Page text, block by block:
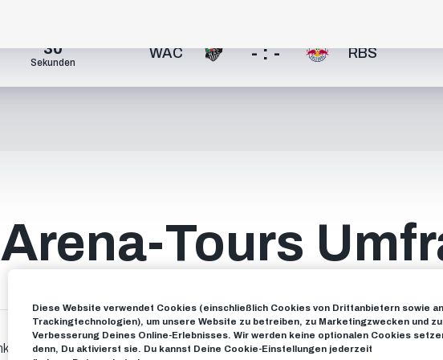
29
Sekunden
WAC - : - RBS
Arena-Tours
für deine Teilnahme an der Umfrage! Wir hoffen, dass du eine schöne Zeit
Diese Website verwendet Cookies (einschließlich Cookies von Drittanbietern sowie
Trackingtechnologien), um unsere Website zu betreiben, zu Marketingzwecken und
Verbesserung Deines Online-Erlebnisses. Wir werden keine optionalen Cookies
denn, Du aktivierst sie. Du kannst Deine Cookie-Einstellungen jederzeit